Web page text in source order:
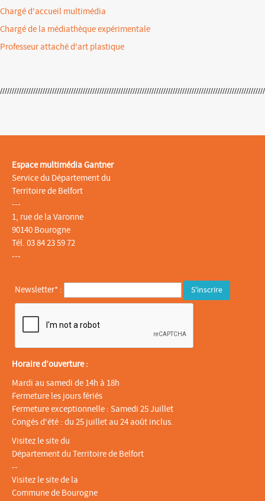
Chargé d'accueil multimédia
Chargé de la médiathèque expérimentale
Professeur attaché d'art plastique
Espace multimédia Gantner
Service du Département du
Territoire de Belfort
---
1, rue de la Varonne
90140 Bourogne
Tél. 03 84 23 59 72
---
Newsletter* :
Horaire d’ouverture :
Mardi au samedi de 14h à 18h
Fermeture les jours fériés
Fermeture exceptionnelle : Samedi 25 Juillet
Congés d'été : du 25 juillet au 24 août inclus.
Visitez le site du
Département du Territoire de Belfort
--
Visitez le site de la
Commune de Bourogne